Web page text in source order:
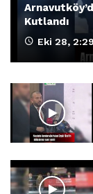
Kutlandı
Eki 28,